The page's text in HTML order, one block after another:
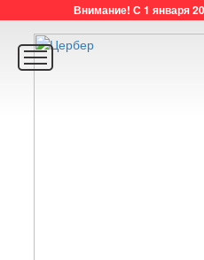
Внимание! С 1 января